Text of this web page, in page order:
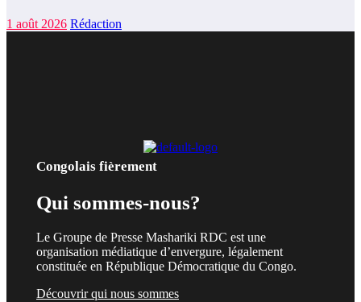
1 août 2026 Rédaction
Congolais fièrement
Qui sommes-nous?
Le Groupe de Presse Mashariki RDC est une
organisation médiatique d’envergure, légalement
constituée en République Démocratique du Congo.
Découvrir qui nous sommes